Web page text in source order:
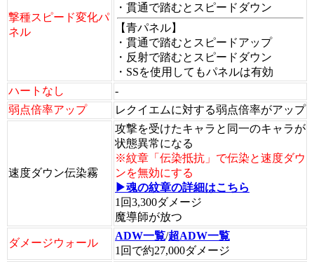
撃種スピード変化パ
ネル
・貫通で踏むとスピードダウン
【青パネル】
・貫通で踏むとスピードアップ
・反射で踏むとスピードダウン
・SSを使用してもパネルは有効
ハートなし
-
弱点倍率アップ
レクイエムに対する弱点倍率がアップ
速度ダウン伝染霧
攻撃を受けたキャラと同一のキャラが
状態異常になる
※紋章「伝染抵抗」で伝染と速度ダウ
ンを無効にする
▶魂の紋章の詳細はこちら
1回3,300ダメージ
魔導師が放つ
ダメージウォール
ADW一覧/超ADW一覧
1回で約27,000ダメージ